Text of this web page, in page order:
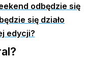
odbędzie się
się działo
edycji?